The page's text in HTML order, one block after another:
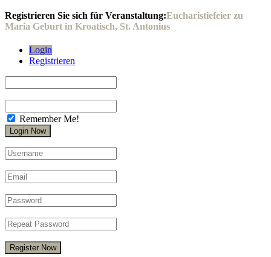
Registrieren Sie sich für Veranstaltung:Eucharistiefeier zu
Maria Geburt in Kroatisch, St. Antonius
Login
Registrieren
Remember Me!
Register Now